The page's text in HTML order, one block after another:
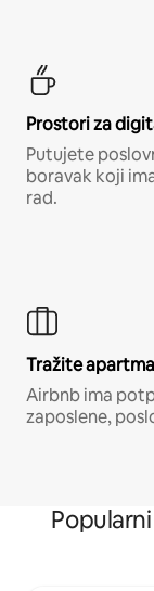
Prostori za
Putujete
boravak koji
rad.
Tražite
Airbnb ima
zaposlene,